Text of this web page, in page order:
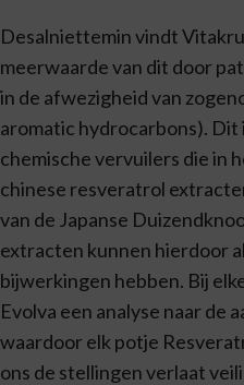
Desalniettemin vindt
meerwaarde van dit door
in de afwezigheid van
aromatic hydrocarbons). Dit
chemische vervuilers die in
chinese resveratrol
van de Japanse
extracten kunnen hierdoor
bijwerkingen hebben. Bij
Evolva een analyse naar de
waardoor elk potje
ons de stellingen verlaat